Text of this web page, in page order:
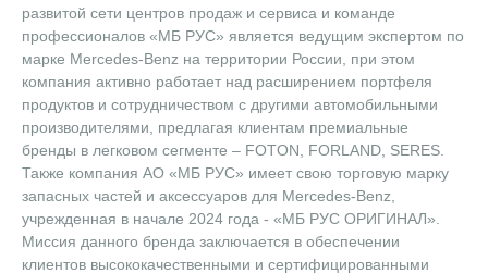
развитой сети центров продаж и сервиса и команде
профессионалов «МБ РУС» является ведущим экспертом по
марке Mercedes-Benz на территории России, при этом
компания активно работает над расширением портфеля
продуктов и сотрудничеством с другими автомобильными
производителями, предлагая клиентам премиальные
бренды в легковом сегменте – FOTON, FORLAND, SERES.
Также компания АО «МБ РУС» имеет свою торговую марку
запасных частей и аксессуаров для Mercedes-Benz,
учрежденная в начале 2024 года - «МБ РУС ОРИГИНАЛ».
Миссия данного бренда заключается в обеспечении
клиентов высококачественными и сертифицированными